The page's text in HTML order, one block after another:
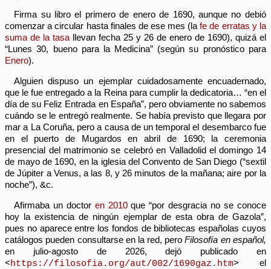
Firma su libro el primero de enero de 1690, aunque no debió
comenzar a circular hasta finales de ese mes (lafe de erratas y la
suma de la tasa llevan fecha 25 y 26 de enero de 1690), quizá el
“Lunes 30, bueno para la Medicina” (según su pronóstico para
Enero).
Alguien dispuso un ejemplar cuidadosamente encuadernado,
que le fue entregado a la Reina para cumplir la dedicatoria… “en el
día de su Feliz Entrada en España”, pero obviamente no sabemos
cuándo se le entregó realmente. Se había previsto que llegara por
mar a La Coruña, pero a causa de un temporal el desembarco fue
en el puerto de Mugardos en abril de 1690; la ceremonia
presencial del matrimonio se celebró en Valladolid el domingo 14
de mayo de 1690, en la iglesia del Convento de San Diego (“sextil
de Júpiter a Venus, a las 8, y 26 minutos de la mañana; aire por la
noche”), &c.
Afirmaba un doctor en 2010que “por desgracia no se conoce
hoy la existencia de ningún ejemplar de esta obra de Gazola”,
pues no aparece entre los fondos de bibliotecas españolas cuyos
catálogos pueden consultarse en la red, peroFilosofía en español,
en julio-agosto de 2026, dejó publicado en
<https://filosofia.org/aut/002/1690gaz.htm> el